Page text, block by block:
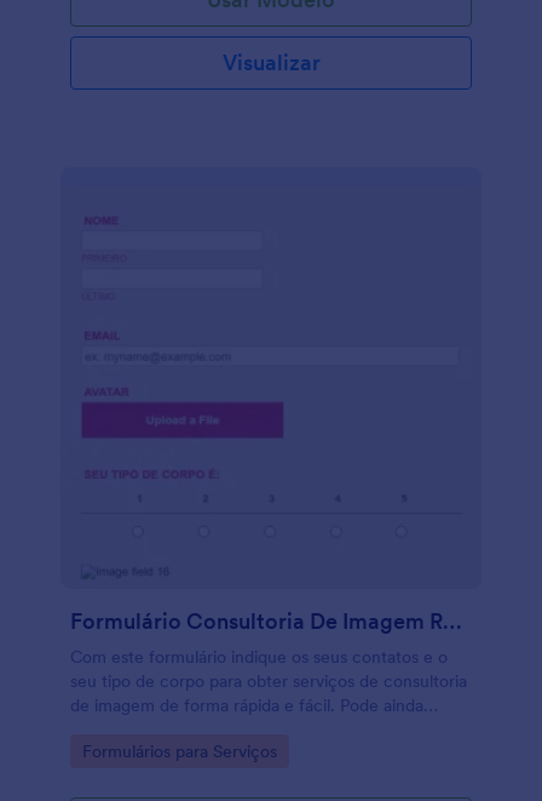
Visualizar
Formulário Consultoria De Imagem Rosa/Feminino
Com este formulário indique os seus contatos e o
seu tipo de corpo para obter serviços de consultoria
de imagem de forma rápida e fácil. Pode ainda
Go to Category:
Formulários para Serviços